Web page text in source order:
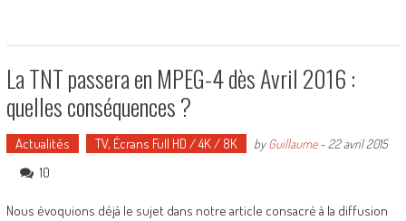
La TNT passera en MPEG-4 dès Avril 2016 :
quelles conséquences ?
Actualités TV, Écrans Full HD / 4K / 8K byGuillaume- 22 avril 2015
10
Nous évoquions déjà le sujet dans notre article consacré à la diffusion